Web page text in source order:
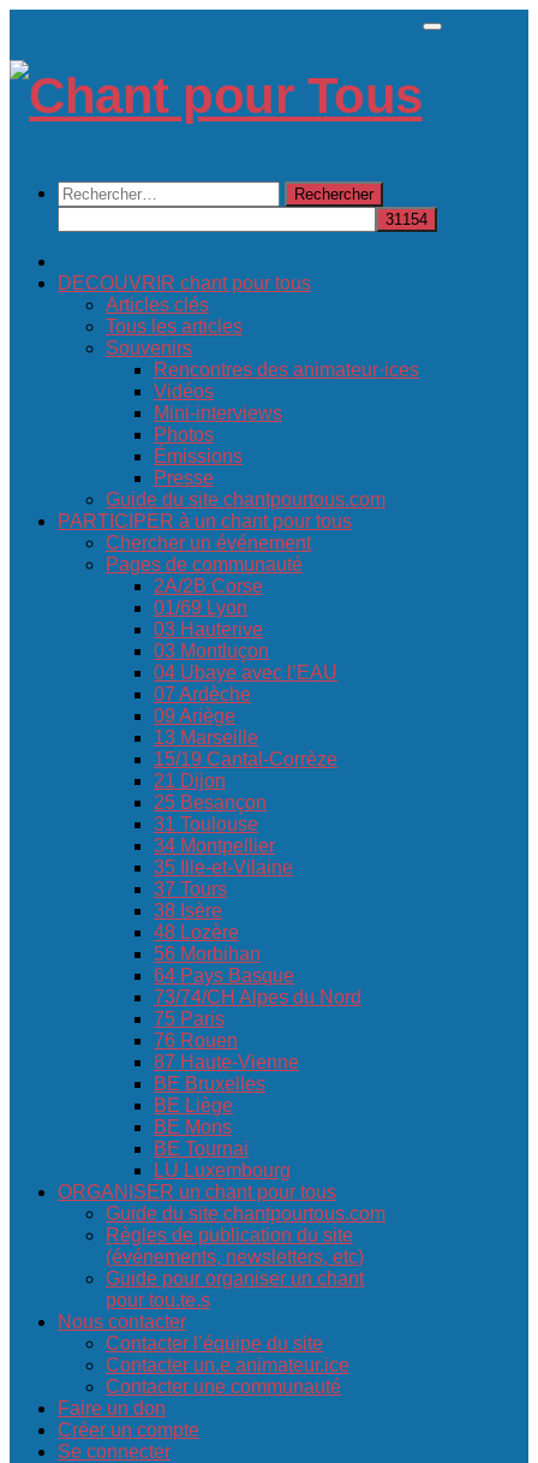
content
Rechercher :
DECOUVRIR chant pour tous
Articles clés
Tous les articles
Souvenirs
Rencontres des animateur·ices
Vidéos
Mini-interviews
Photos
Émissions
Presse
Guide du site chantpourtous.com
PARTICIPER à un chant pour tous
Chercher un événement
Pages de communauté
2A/2B Corse
01/69 Lyon
03 Hauterive
03 Montluçon
04 Ubaye avec l’EAU
07 Ardèche
09 Ariège
13 Marseille
15/19 Cantal-Corrèze
21 Dijon
25 Besançon
31 Toulouse
34 Montpellier
35 Ille-et-Vilaine
37 Tours
38 Isère
48 Lozère
56 Morbihan
64 Pays Basque
73/74/CH Alpes du Nord
75 Paris
76 Rouen
87 Haute-Vienne
BE Bruxelles
BE Liège
BE Mons
BE Tournai
LU Luxembourg
ORGANISER un chant pour tous
Guide du site chantpourtous.com
Règles de publication du site
(événements, newsletters, etc)
Guide pour organiser un chant
pour tou.te.s
Nous contacter
Contacter l’équipe du site
Contacter un.e animateur.ice
Contacter une communauté
Faire un don
Créer un compte
Se connecter